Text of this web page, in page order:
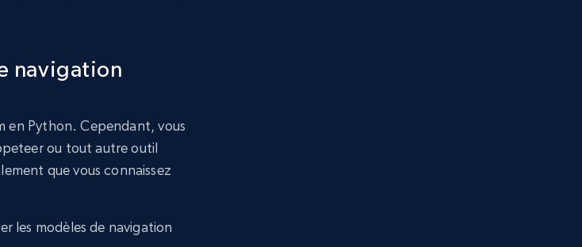
navigation
en Python. Cependant, vous
ou tout autre outil
que vous connaissez
les modèles de navigation